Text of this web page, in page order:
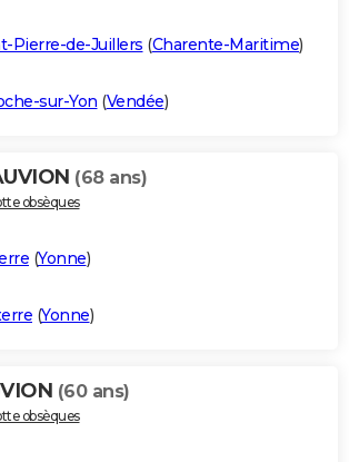
Pierre-de-Juillers (Charente-Maritime)
sur-Yon (Vendée)
(68 ans)
obsèques
(Yonne)
(Yonne)
(60 ans)
obsèques